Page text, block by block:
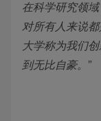
在科学研究领
对所有人来说
大学称为我们
到无比自豪。 ”